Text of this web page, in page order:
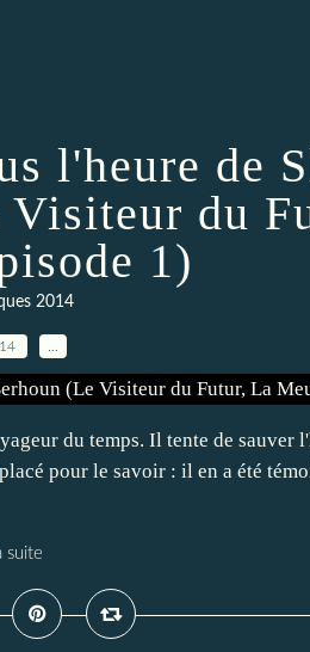
l'heure de
du
1)
2014
du temps. Il tente de sauver
pour le savoir : il en a été
suite